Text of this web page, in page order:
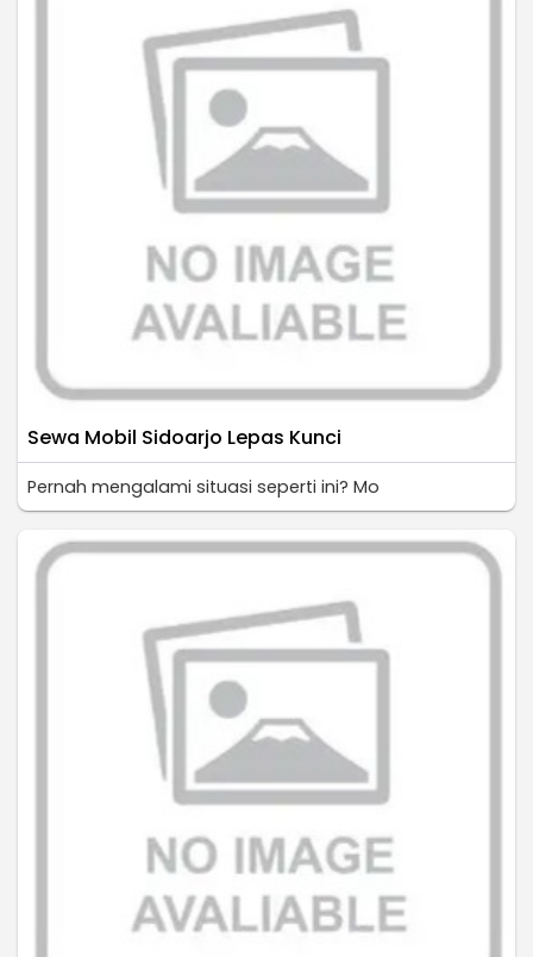
Sewa Mobil Sidoarjo Lepas Kunci
Pernah mengalami situasi seperti ini? Mo